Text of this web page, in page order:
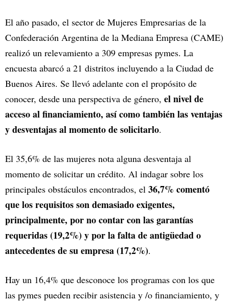
El año pasado, el sector de Mujeres Empresarias de la
Confederación Argentina de la Mediana Empresa (CAME)
realizó un relevamiento a 309 empresas pymes. La
encuesta abarcó a 21 distritos incluyendo a la Ciudad de
Buenos Aires. Se llevó adelante con el propósito de
conocer, desde una perspectiva de género, el nivel de
acceso al financiamiento, así como también las ventajas
y desventajas al momento de solicitarlo.
El 35,6% de las mujeres nota alguna desventaja al
momento de solicitar un crédito. Al indagar sobre los
principales obstáculos encontrados, el 36,7% comentó
que los requisitos son demasiado exigentes,
principalmente, por no contar con las garantías
requeridas (19,2%) y por la falta de antigüedad o
antecedentes de su empresa (17,2%).
Hay un 16,4% que desconoce los programas con los que
las pymes pueden recibir asistencia y /o financiamiento, y